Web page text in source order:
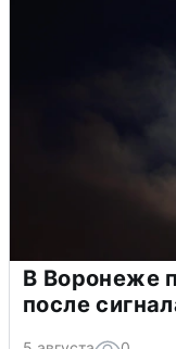
В Воронеже
после